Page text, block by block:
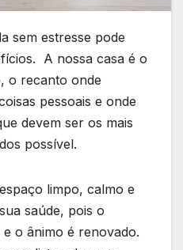
sem estresse pode
A nossa casa é o
o recanto onde
pessoais e onde
devem ser os mais
possível.
limpo, calmo e
saúde, pois o
o ânimo é renovado.